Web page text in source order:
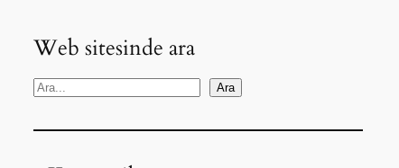
Web sitesinde ara
A
a
Ara